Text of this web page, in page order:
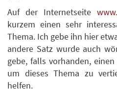
Auf der Internetseite
kurzem einen sehr
Thema. Ich gebe ihn hier
andere Satz wurde auch
gebe, falls vorhanden,
um dieses Thema zu
helfen.